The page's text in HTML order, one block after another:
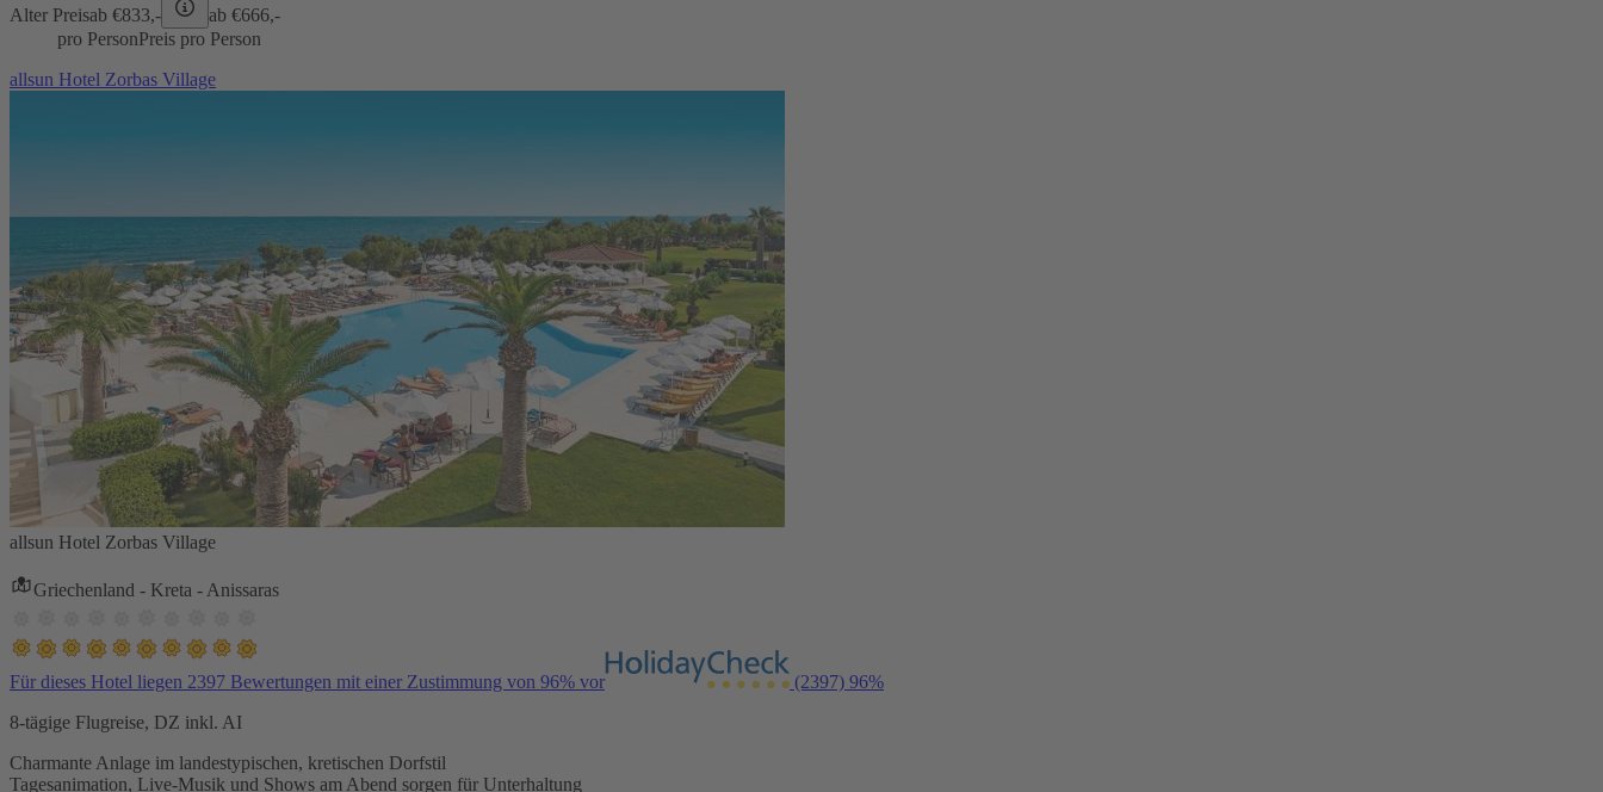
Alter Preisab €833,- ab €666,-
pro PersonPreis pro Person
allsun Hotel Zorbas Village
allsun Hotel Zorbas Village
Griechenland - Kreta - Anissaras
Für dieses Hotel liegen 2397 Bewertungen mit einer Zustimmung von 96% vor (2397) 96%
8-tägige Flugreise, DZ inkl. AI
Charmante Anlage im landestypischen, kretischen Dorfstil
Tagesanimation, Live-Musik und Shows am Abend sorgen für Unterhaltung